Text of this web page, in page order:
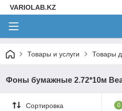
VARIOLAB.KZ
Товары и услуги Товары
Фоны бумажные 2.72*10м
Сортировка 0